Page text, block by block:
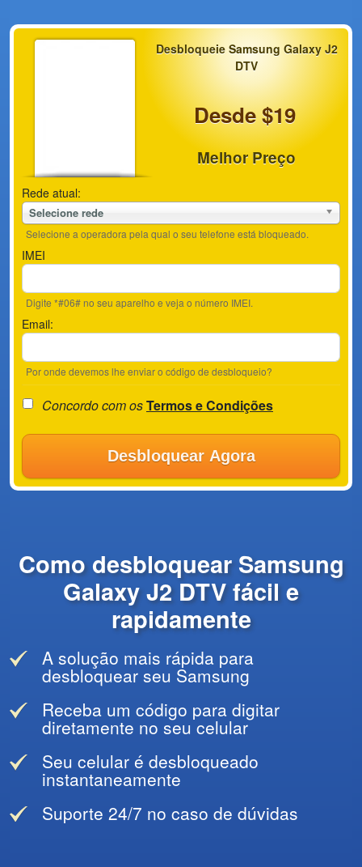
Desbloqueie Samsung Galaxy J2
DTV
Desde $19
Melhor Preço
Rede atual:
Selecione rede
Selecione a operadora pela qual o seu telefone está bloqueado.
IMEI
Digite *#06# no seu aparelho e veja o número IMEI.
Email:
Por onde devemos lhe enviar o código de desbloqueio?
Concordo com osTermos e Condições
Desbloquear Agora
Como desbloquear Samsung
Galaxy J2 DTV fácil e
rapidamente
A solução mais rápida para
desbloquear seu Samsung
Receba um código para digitar
diretamente no seu celular
Seu celular é desbloqueado
instantaneamente
Suporte 24/7 no caso de dúvidas